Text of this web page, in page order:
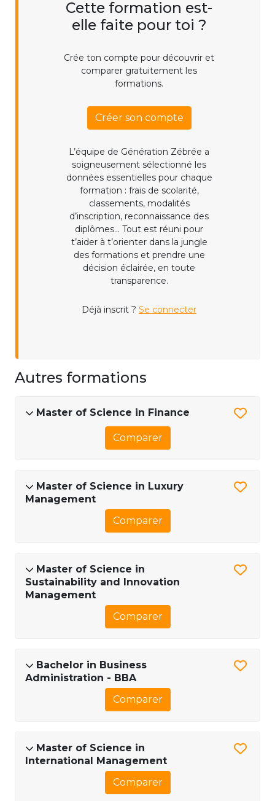
Cette formation est-
elle faite pour toi ?
Crée ton compte pour découvrir et
comparer gratuitement les
formations.
Créer son compte
L’équipe de Génération Zébrée a
soigneusement sélectionné les
données essentielles pour chaque
formation : frais de scolarité,
classements, modalités
d’inscription, reconnaissance des
diplômes... Tout est réuni pour
t’aider à t’orienter dans la jungle
des formations et prendre une
décision éclairée, en toute
transparence.
Déjà inscrit ? Se connecter
Autres formations
Master of Science in Finance
Comparer
Master of Science in Luxury
Management
Comparer
Master of Science in
Sustainability and Innovation
Management
Comparer
Bachelor in Business
Administration - BBA
Comparer
Master of Science in
International Management
Comparer